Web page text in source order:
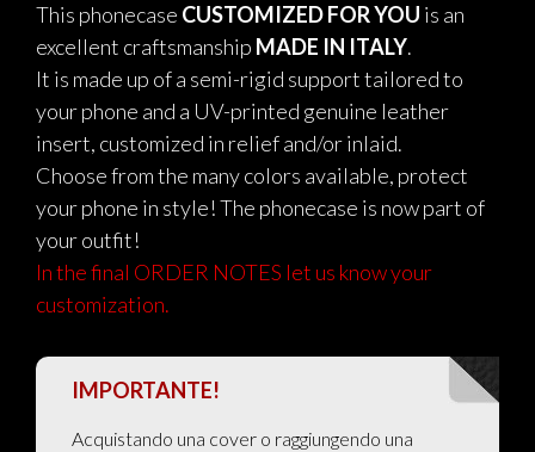
This phonecase CUSTOMIZED FOR YOU is an
excellent craftsmanship MADE IN ITALY.
It is made up of a semi-rigid support tailored to
your phone and a UV-printed genuine leather
insert, customized in relief and/or inlaid.
Choose from the many colors available, protect
your phone in style! The phonecase is now part of
your outfit!
In the final ORDER NOTES let us know your
customization.
IMPORTANTE!
Acquistando una cover o raggiungendo una